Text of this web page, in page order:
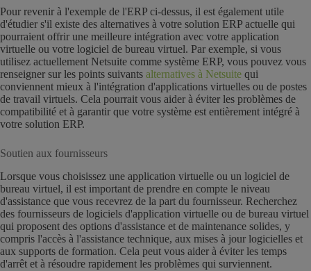
Pour revenir à l'exemple de l'ERP ci-dessus, il est également utile
d'étudier s'il existe des alternatives à votre solution ERP actuelle qui
pourraient offrir une meilleure intégration avec votre application
virtuelle ou votre logiciel de bureau virtuel. Par exemple, si vous
utilisez actuellement Netsuite comme système ERP, vous pouvez vous
renseigner sur les points suivants alternatives à Netsuite qui
conviennent mieux à l'intégration d'applications virtuelles ou de postes
de travail virtuels. Cela pourrait vous aider à éviter les problèmes de
compatibilité et à garantir que votre système est entièrement intégré à
votre solution ERP.
Soutien aux fournisseurs
Lorsque vous choisissez une application virtuelle ou un logiciel de
bureau virtuel, il est important de prendre en compte le niveau
d'assistance que vous recevrez de la part du fournisseur. Recherchez
des fournisseurs de logiciels d'application virtuelle ou de bureau virtuel
qui proposent des options d'assistance et de maintenance solides, y
compris l'accès à l'assistance technique, aux mises à jour logicielles et
aux supports de formation. Cela peut vous aider à éviter les temps
d'arrêt et à résoudre rapidement les problèmes qui surviennent.